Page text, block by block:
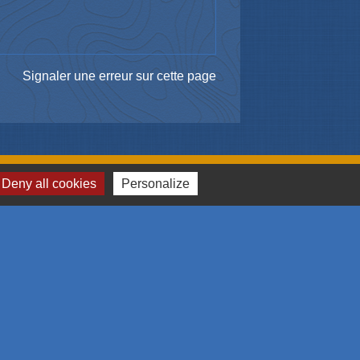
Signaler une erreur sur cette page
Deny all cookies Personalize